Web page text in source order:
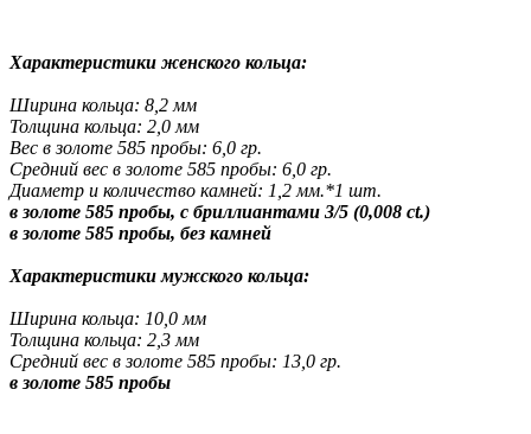
Характеристики женского кольца:
Ширина кольца: 8,2 мм
Толщина кольца: 2,0 мм
Вес в золоте 585 пробы: 6,0 гр.
Средний вес в золоте 585 пробы: 6,0 гр.
Диаметр и количество камней: 1,2 мм.*1 шт.
в золоте 585 пробы, с бриллиантами 3/5 (0,008 ct.)
в золоте 585 пробы, без камней
Характеристики мужского кольца:
Ширина кольца: 10,0 мм
Толщина кольца: 2,3 мм
Средний вес в золоте 585 пробы: 13,0 гр.
в золоте 585 пробы